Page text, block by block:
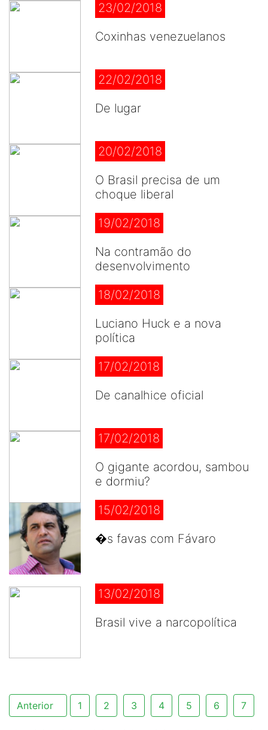
23/02/2018
Coxinhas venezuelanos
22/02/2018
De lugar
20/02/2018
O Brasil precisa de um
choque liberal
19/02/2018
Na contramão do
desenvolvimento
18/02/2018
Luciano Huck e a nova
política
17/02/2018
De canalhice oficial
17/02/2018
O gigante acordou, sambou
e dormiu?
15/02/2018
�s favas com Fávaro
13/02/2018
Brasil vive a narcopolítica
Anterior 1 2 3 4 5 6 7